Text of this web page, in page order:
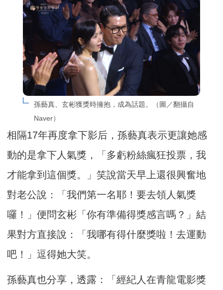
孫藝真、玄彬獲獎時擁抱，成為話題。（圖／翻攝自
Naver）
相隔17年再度拿下影后，孫藝真表示更讓她感
動的是拿下人氣獎，「多虧粉絲瘋狂投票，我
才能拿到這個獎。」笑說當天早上還很興奮地
對老公說：「我們第一名耶！要去領人氣獎
囉！」便問玄彬「你有準備得獎感言嗎？」結
果對方直接說：「我哪有得什麼獎啦！去運動
吧！」逗得她大笑。
孫藝真也分享，透露：「經紀人在青龍電影獎